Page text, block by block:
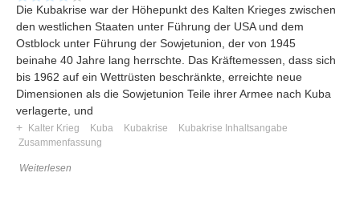
Die Kubakrise war der Höhepunkt des Kalten Krieges zwischen
den westlichen Staaten unter Führung der USA und dem
Ostblock unter Führung der Sowjetunion, der von 1945
beinahe 40 Jahre lang herrschte. Das Kräftemessen, dass sich
bis 1962 auf ein Wettrüsten beschränkte, erreichte neue
Dimensionen als die Sowjetunion Teile ihrer Armee nach Kuba
verlagerte, und
+
Kalter Krieg Kuba Kubakrise
Kubakrise Inhaltsangabe
Zusammenfassung
Weiterlesen